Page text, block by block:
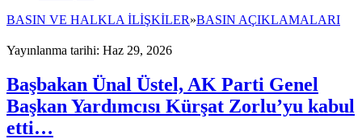
BASIN VE HALKLA İLİŞKİLER»BASIN AÇIKLAMALARI
Yayınlanma tarihi: Haz 29, 2026
Başbakan Ünal Üstel, AK Parti Genel
Başkan Yardımcısı Kürşat Zorlu’yu kabul
etti…